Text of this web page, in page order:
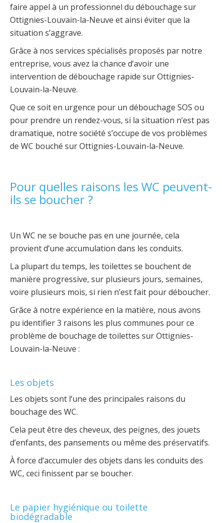
faire appel à un professionnel du débouchage sur
Ottignies-Louvain-la-Neuve et ainsi éviter que la
situation s’aggrave.
Grâce à nos services spécialisés proposés par notre
entreprise, vous avez la chance d’avoir une
intervention de débouchage rapide sur Ottignies-
Louvain-la-Neuve.
Que ce soit en urgence pour un débouchage SOS ou
pour prendre un rendez-vous, si la situation n’est pas
dramatique, notre société s’occupe de vos problèmes
de WC bouché sur Ottignies-Louvain-la-Neuve.
Pour quelles raisons les WC peuvent-
ils se boucher ?
Un WC ne se bouche pas en une journée, cela
provient d’une accumulation dans les conduits.
La plupart du temps, les toilettes se bouchent de
manière progressive, sur plusieurs jours, semaines,
voire plusieurs mois, si rien n’est fait pour déboucher.
Grâce à notre expérience en la matière, nous avons
pu identifier 3 raisons les plus communes pour ce
problème de bouchage de toilettes sur Ottignies-
Louvain-la-Neuve :
Les objets
Les objets sont l’une des principales raisons du
bouchage des WC.
Cela peut être des cheveux, des peignes, des jouets
d’enfants, des pansements ou même des préservatifs.
À force d’accumuler des objets dans les conduits des
WC, ceci finissent par se boucher.
Le papier hygiénique ou toilette
biodégradable